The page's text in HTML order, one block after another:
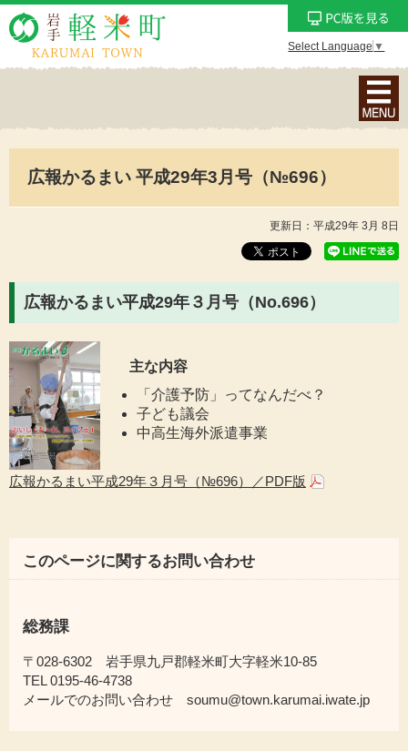
Select Language ▼
ナ
ビ
ン
メ
広報かるまい 平成29年3月号（№696）
更新日：平成29年 3月 8日
広報かるまい平成29年３月号（No.696）
主な内容
「介護予防」ってなんだべ？
子ども議会
中高生海外派遣事業
広報かるまい平成29年３月号（№696）／PDF版
このページに関するお問い合わせ
総務課
〒028-6302 岩手県九戸郡軽米町大字軽米10-85
TEL 0195-46-4738
メールでのお問い合わせ soumu@town.karumai.iwate.jp